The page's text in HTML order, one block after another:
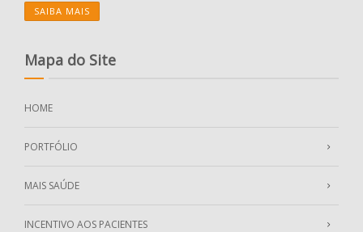
SAIBA MAIS
Mapa do Site
HOME
PORTFÓLIO
MAIS SAÚDE
INCENTIVO AOS PACIENTES